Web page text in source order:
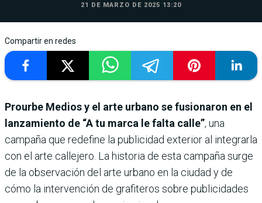
21 DE MARZO DE 2025 13:20
Compartir en redes
Prourbe Medios y el arte urbano se fusionaron en el
lanzamiento de “A tu marca le falta calle”, una
campaña que redefine la publicidad exterior al integrarla
con el arte callejero. La historia de esta campaña surge
de la observación del arte urbano en la ciudad y de
cómo la intervención de grafiteros sobre publicidades